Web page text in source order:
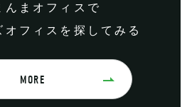
んまオフィスで
オフィスを探してみる
MORE